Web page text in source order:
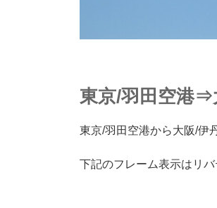
東京/羽田空港⇒
東京/羽田空港から大阪/伊
下記のフレーム表示はリ